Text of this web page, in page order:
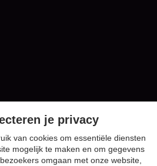
je privacy
van cookies om essentiële diensten
mogelijk te maken en om gegevens
omgaan met onze website,